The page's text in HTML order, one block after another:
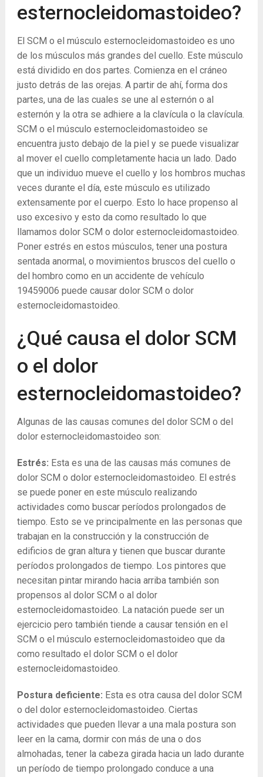
esternocleidomastoideo?
El SCM o el músculo esternocleidomastoideo es uno
de los músculos más grandes del cuello. Este músculo
está dividido en dos partes. Comienza en el cráneo
justo detrás de las orejas. A partir de ahí, forma dos
partes, una de las cuales se une al esternón o al
esternón y la otra se adhiere a la clavícula o la clavícula.
SCM o el músculo esternocleidomastoideo se
encuentra justo debajo de la piel y se puede visualizar
al mover el cuello completamente hacia un lado. Dado
que un individuo mueve el cuello y los hombros muchas
veces durante el día, este músculo es utilizado
extensamente por el cuerpo. Esto lo hace propenso al
uso excesivo y esto da como resultado lo que
llamamos dolor SCM o dolor esternocleidomastoideo.
Poner estrés en estos músculos, tener una postura
sentada anormal, o movimientos bruscos del cuello o
del hombro como en un accidente de vehículo
19459006 puede causar dolor SCM o dolor
esternocleidomastoideo.
¿Qué causa el dolor SCM
o el dolor
esternocleidomastoideo?
Algunas de las causas comunes del dolor SCM o del
dolor esternocleidomastoideo son:
Estrés: Esta es una de las causas más comunes de
dolor SCM o dolor esternocleidomastoideo. El estrés
se puede poner en este músculo realizando
actividades como buscar períodos prolongados de
tiempo. Esto se ve principalmente en las personas que
trabajan en la construcción y la construcción de
edificios de gran altura y tienen que buscar durante
períodos prolongados de tiempo. Los pintores que
necesitan pintar mirando hacia arriba también son
propensos al dolor SCM o al dolor
esternocleidomastoideo. La natación puede ser un
ejercicio pero también tiende a causar tensión en el
SCM o el músculo esternocleidomastoideo que da
como resultado el dolor SCM o el dolor
esternocleidomastoideo.
Postura deficiente: Esta es otra causa del dolor SCM
o del dolor esternocleidomastoideo. Ciertas
actividades que pueden llevar a una mala postura son
leer en la cama, dormir con más de una o dos
almohadas, tener la cabeza girada hacia un lado durante
un período de tiempo prolongado conduce a una